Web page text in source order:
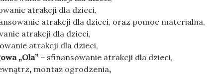
atrakcji dla dzieci,
atrakcji dla dzieci, oraz pomoc materialna,
atrakcji dla dzieci,
atrakcji dla dzieci,
„Ola” – sfinansowanie atrakcji dla dzieci,
, montaż ogrodzenia,